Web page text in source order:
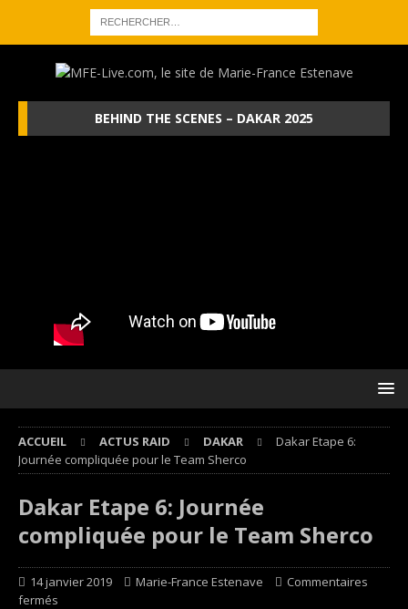
BEHIND THE SCENES – DAKAR 2025
ACCUEIL ACTUS RAID DAKAR
Dakar Etape 6:
Journée compliquée pour le Team Sherco
Dakar Etape 6: Journée
compliquée pour le Team Sherco
14 janvier 2019 Marie-France Estenave
Commentaires
fermés